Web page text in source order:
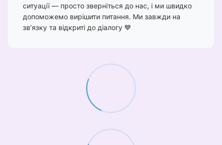
ситуації — просто зверніться до нас, і ми швидко
допоможемо вирішити питання. Ми завжди на
зв’язку та відкриті до діалогу 💙